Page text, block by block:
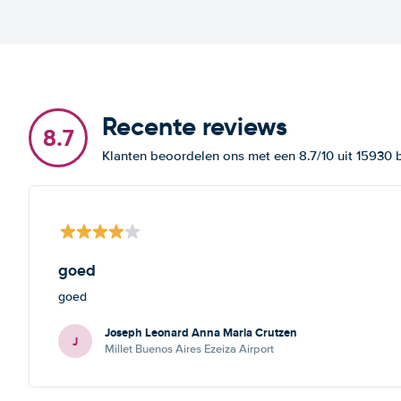
8.7 Recente reviews
Klanten beoordelen ons met een 8.7/10 uit 15930
goed
goed
J Joseph Leonard Anna Maria Crutzen
Millet Buenos Aires Ezeiza Airport